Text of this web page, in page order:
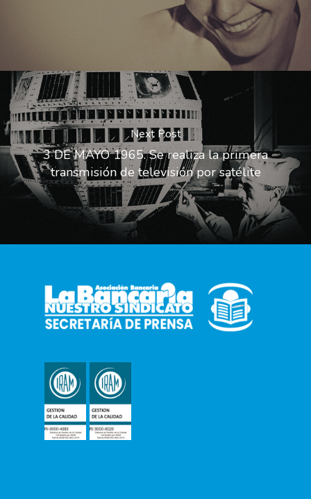
Next Post
3 DE MAYO 1965. Se realiza la primera
transmisión de televisión por satélite